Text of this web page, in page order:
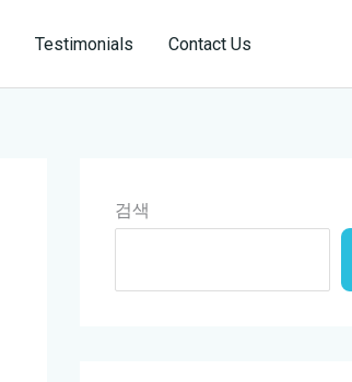
Testimonials Contact Us
검색